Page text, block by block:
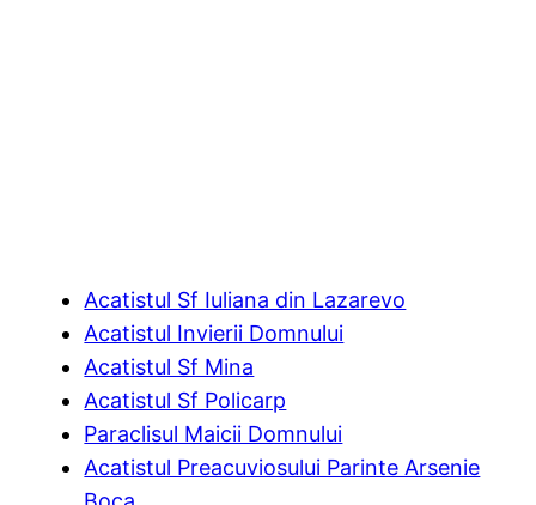
Acatistul Sf Iuliana din Lazarevo
Acatistul Invierii Domnului
Acatistul Sf Mina
Acatistul Sf Policarp
Paraclisul Maicii Domnului
Acatistul Preacuviosului Parinte Arsenie